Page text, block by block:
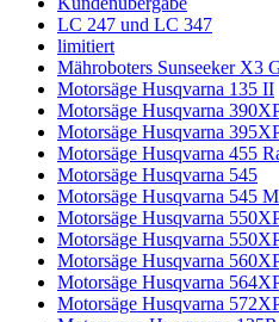
LC 247 und LC 347
limitiert
Mähroboters Sunseeker X3
Motorsäge Husqvarna 135 II
Motorsäge Husqvarna
Motorsäge Husqvarna
Motorsäge Husqvarna 455
Motorsäge Husqvarna 545
Motorsäge Husqvarna 545
Motorsäge Husqvarna
Motorsäge Husqvarna
Motorsäge Husqvarna
Motorsäge Husqvarna
Motorsäge Husqvarna